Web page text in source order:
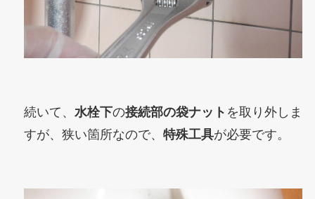
続いて、 水栓下の接続部の袋ナット を取り外しま
すが、狭い箇所なので、 特殊工具が必要です。